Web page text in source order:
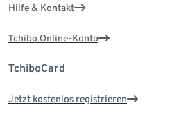
Hilfe & Kontakt
Tchibo Online-Konto
TchiboCard
Jetzt kostenlos registrieren